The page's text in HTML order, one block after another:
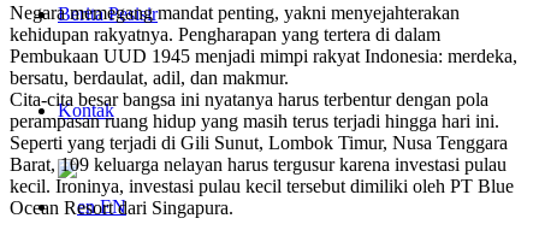
Berita Pesisir
Kontak
EN
Negara memegang mandat penting, yakni menyejahterakan
kehidupan rakyatnya. Pengharapan yang tertera di dalam
Pembukaan UUD 1945 menjadi mimpi rakyat Indonesia: merdeka,
bersatu, berdaulat, adil, dan makmur.
Cita-cita besar bangsa ini nyatanya harus terbentur dengan pola
perampasan ruang hidup yang masih terus terjadi hingga hari ini.
Seperti yang terjadi di Gili Sunut, Lombok Timur, Nusa Tenggara
Barat, 109 keluarga nelayan harus tergusur karena investasi pulau
kecil. Ironinya, investasi pulau kecil tersebut dimiliki oleh PT Blue
Ocean Resort dari Singapura.